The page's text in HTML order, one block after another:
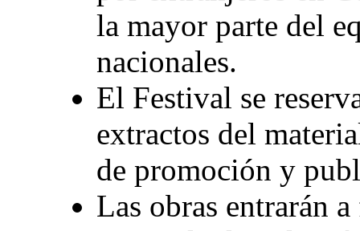
la mayor parte del
nacionales.
El Festival se
extractos del
de promoción y
Las obras entrarán